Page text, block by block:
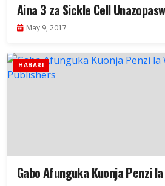
Aina 3 za Sickle Cell
May 9, 2017
HABARI
Gabo Afunguka Kuonja Penzi